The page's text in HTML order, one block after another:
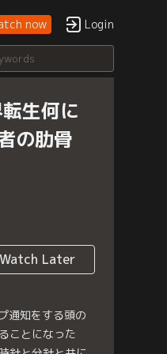
now Login
生何に
の肋骨
Watch Later
通知をする頭の
ことになった